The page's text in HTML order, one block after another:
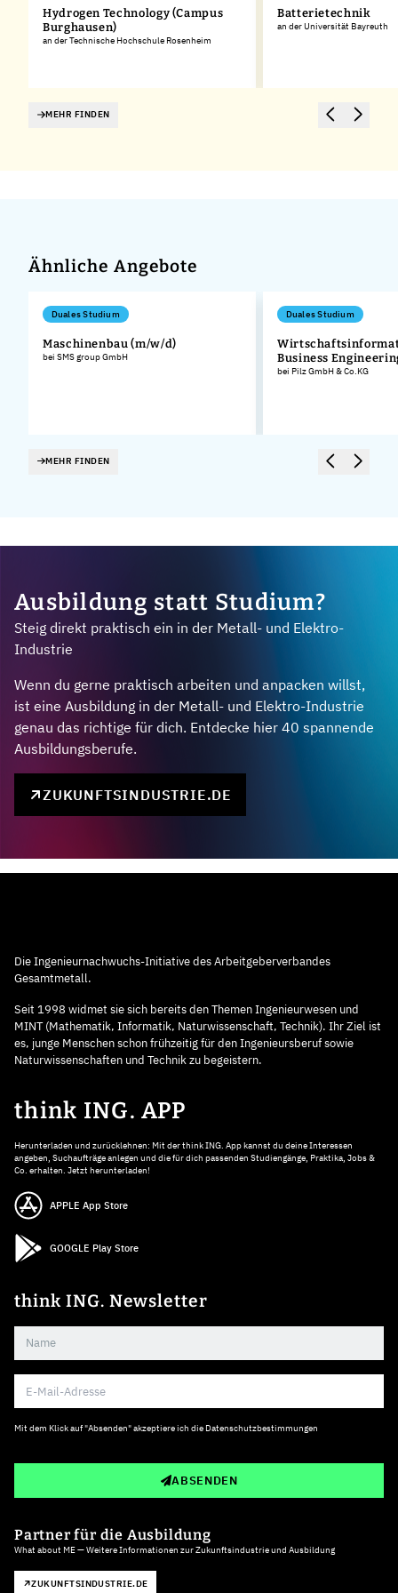
Hydrogen Technology (Campus
Burghausen)
an der Technische Hochschule Rosenheim
Batterietechnik
an der Universität Bayreuth
MEHR FINDEN
Ähnliche Angebote
Duales Studium
Maschinenbau (m/w/d)
bei SMS group GmbH
Duales Studium
Business
bei Pilz GmbH & Co.KG
MEHR FINDEN
Ausbildung statt Studium?
Steig direkt praktisch ein in der Metall- und Elektro-
Industrie
Wenn du gerne praktisch arbeiten und anpacken willst,
ist eine Ausbildung in der Metall- und Elektro-Industrie
genau das richtige für dich. Entdecke hier 40 spannende
Ausbildungsberufe.
ZUKUNFTSINDUSTRIE.DE
Die Ingenieurnachwuchs-Initiative des Arbeitgeberverbandes
Gesamtmetall.
Seit 1998 widmet sie sich bereits den Themen Ingenieurwesen und
MINT (Mathematik, Informatik, Naturwissenschaft, Technik). Ihr Ziel ist
es, junge Menschen schon frühzeitig für den Ingenieursberuf sowie
Naturwissenschaften und Technik zu begeistern.
think ING. APP
Herunterladen und zurücklehnen: Mit der think ING. App kannst du deine Interessen
angeben, Suchaufträge anlegen und die für dich passenden Studiengänge, Praktika, Jobs &
Co. erhalten. Jetzt herunterladen!
APPLE App Store
GOOGLE Play Store
think ING. Newsletter
Mit dem Klick auf "Absenden" akzeptiere ich die Datenschutzbestimmungen
ABSENDEN
Partner für die Ausbildung
What about ME — Weitere Informationen zur Zukunftsindustrie und Ausbildung
ZUKUNFTSINDUSTRIE.DE